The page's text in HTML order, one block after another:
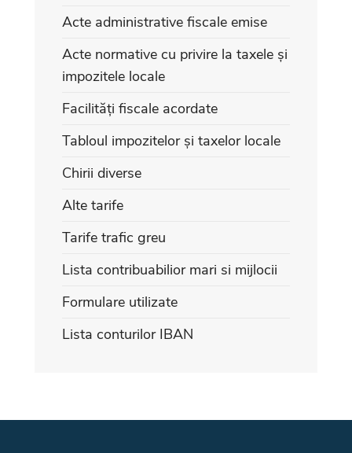
Acte administrative fiscale emise
Acte normative cu privire la taxele și
impozitele locale
Facilități fiscale acordate
Tabloul impozitelor și taxelor locale
Chirii diverse
Alte tarife
Tarife trafic greu
Lista contribuabilior mari si mijlocii
Formulare utilizate
Lista conturilor IBAN